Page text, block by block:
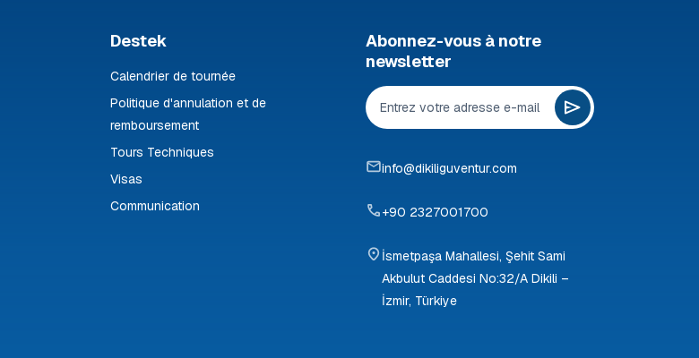
Destek
Calendrier de tournée
Politique d'annulation et de
remboursement
Tours Techniques
Visas
Communication
Abonnez-vous à notre
newsletter
info@dikiliguventur.com
+90 2327001700
İsmetpaşa Mahallesi, Şehit Sami
Akbulut Caddesi No:32/A Dikili –
İzmir, Türkiye